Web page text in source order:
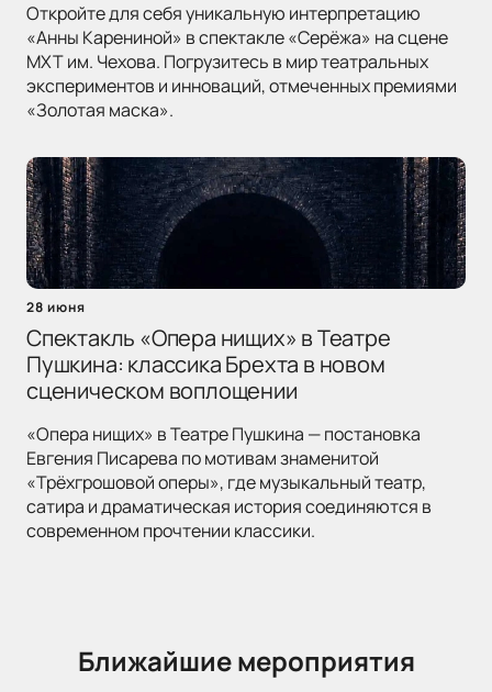
Откройте для себя уникальную интерпретацию
«Анны Карениной» в спектакле «Серёжа» на сцене
МХТ им. Чехова. Погрузитесь в мир театральных
экспериментов и инноваций, отмеченных премиями
«Золотая маска».
28 июня
Спектакль «Опера нищих» в Театре
Пушкина: классика Брехта в новом
сценическом воплощении
«Опера нищих» в Театре Пушкина — постановка
Евгения Писарева по мотивам знаменитой
«Трёхгрошовой оперы», где музыкальный театр,
сатира и драматическая история соединяются в
современном прочтении классики.
Ближайшие мероприятия